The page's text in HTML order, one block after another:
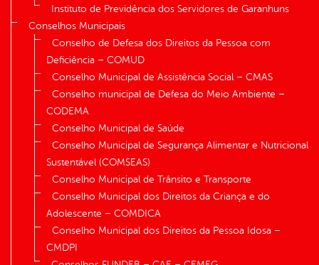
Instituto de Previdência dos Servidores de Garanhuns
Conselhos Municipais
Conselho de Defesa dos Direitos da Pessoa com
Deficiência – COMUD
Conselho Municipal de Assistência Social – CMAS
Conselho municipal de Defesa do Meio Ambiente –
CODEMA
Conselho Municipal de Saúde
Conselho Municipal de Segurança Alimentar e Nutricional
Sustentável (COMSEAS)
Conselho Municipal de Trânsito e Transporte
Conselho Municipal dos Direitos da Criança e do
Adolescente – COMDICA
Conselho Municipal dos Direitos da Pessoa Idosa –
CMDPI